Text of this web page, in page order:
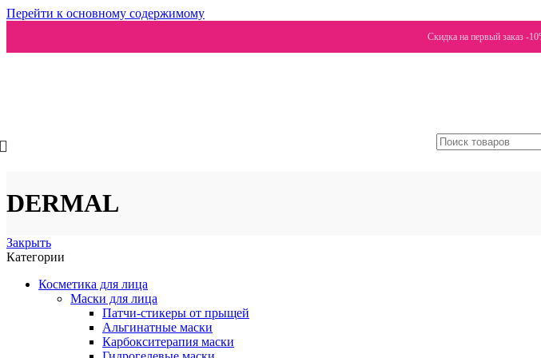
Перейти к основному содержимому
Скидка на первый заказ -
DERMAL
Закрыть
Категории
Косметика для лица
Маски для лица
Патчи-стикеры от прыщей
Альгинатные маски
Карбокситерапия маски